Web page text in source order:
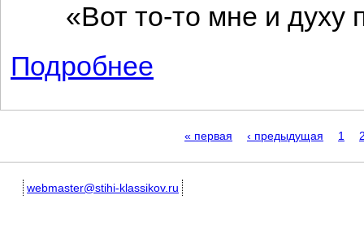
«Вот то-то мне и духу
Подробнее
« первая ‹ предыдущая 1
webmaster@stihi-klassikov.ru